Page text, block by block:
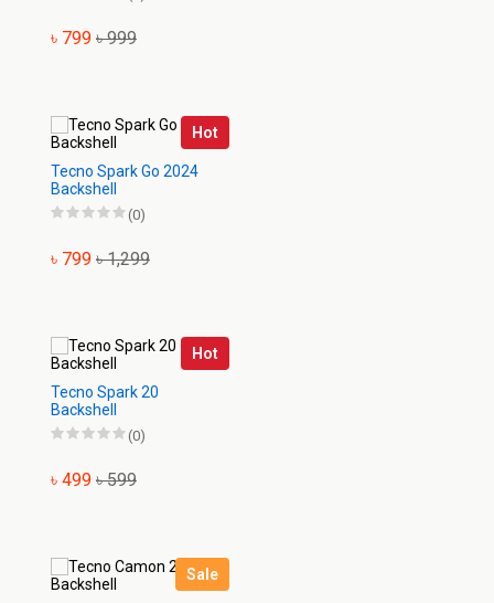
৳ 799 ৳ 999
Hot
Tecno Spark Go 2024
Backshell
(0)
৳ 799 ৳ 1,299
Hot
Tecno Spark 20
Backshell
(0)
৳ 499 ৳ 599
Sale